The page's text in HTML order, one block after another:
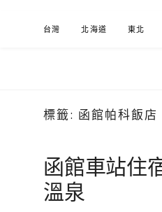
台灣 北海道 東北
來一
標籤: 函館帕科飯店
函館車站住
溫泉